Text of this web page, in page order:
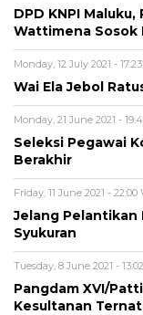
DPD KNPI
Wattimena Sosok
Monday, 12 July 2021 -
Wai Ela Jebol
Monday, 21 June 2021 -
Seleksi Pegawai
Berakhir
Friday, 11 June 2021 - 22:00
Jelang Pelantikan
Syukuran
Tuesday, 8 June 2021 -
Pangdam XVI/
Kesultanan